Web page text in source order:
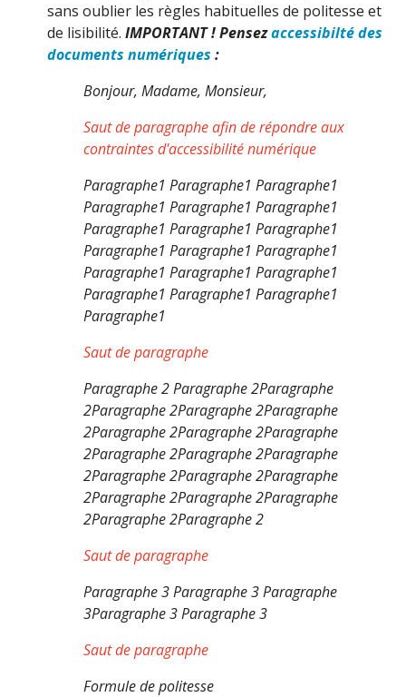
sans oublier les règles habituelles de politesse et
de lisibilité. IMPORTANT ! Pensezaccessibilté des
documents numériques :
Bonjour, Madame, Monsieur,
Saut de paragraphe afin de répondre aux
contraintes d'accessibilité numérique
Paragraphe1 Paragraphe1 Paragraphe1
Paragraphe1 Paragraphe1 Paragraphe1
Paragraphe1 Paragraphe1 Paragraphe1
Paragraphe1 Paragraphe1 Paragraphe1
Paragraphe1 Paragraphe1 Paragraphe1
Paragraphe1 Paragraphe1 Paragraphe1
Paragraphe1
Saut de paragraphe
Paragraphe 2 Paragraphe 2Paragraphe
2Paragraphe 2Paragraphe 2Paragraphe
2Paragraphe 2Paragraphe 2Paragraphe
2Paragraphe 2Paragraphe 2Paragraphe
2Paragraphe 2Paragraphe 2Paragraphe
2Paragraphe 2Paragraphe 2Paragraphe
2Paragraphe 2Paragraphe 2
Saut de paragraphe
Paragraphe 3 Paragraphe 3 Paragraphe
3Paragraphe 3 Paragraphe 3
Saut de paragraphe
Formule de politesse